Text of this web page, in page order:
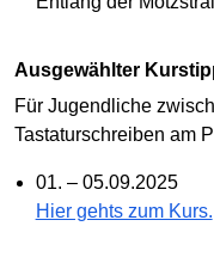
Ausgewählter
Für Jugendliche
Tastaturschreiben am
01. – 05.09.2025
Hier gehts zum Kurs.